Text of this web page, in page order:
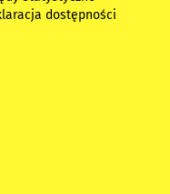
dostępności